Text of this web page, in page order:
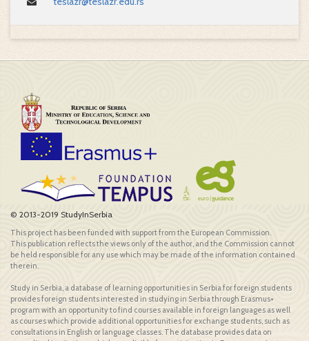
© 2013-2019 StudyInSerbia
This project has been funded with support from the European Commission.
This publication reflects the views only of the author, and the Commission cannot
be held responsible for any use which may be made of the information contained
therein.
Study in Serbia, a database of learning opportunities in Serbia for foreign students
provides foreign students interested in studying in Serbia through Erasmus+
program with an opportunity to find courses available in foreign languages as well
as courses which provide additional opportunities for exchange students, such as
consultations in English or language classes. The database provides data on